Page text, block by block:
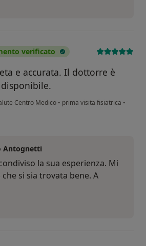
verificato
e accurata. Il dottorre è
Centro Medico • prima visita fisiatrica •
M.B
Antognetti
la sua esperienza. Mi
si sia trovata bene. A